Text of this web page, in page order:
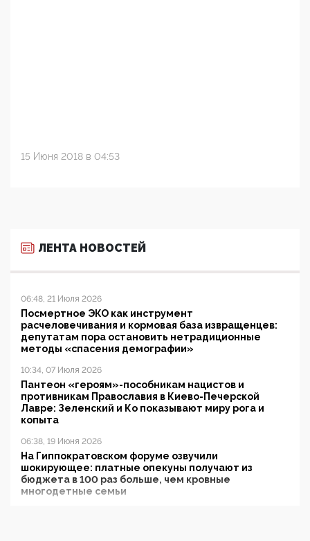
15 Июня 2018 в 04:53
ЛЕНТА НОВОСТЕЙ
06:48, 21 Июля 2026
Посмертное ЭКО как инструмент
расчеловечивания и кормовая база извращенцев:
депутатам пора остановить нетрадиционные
методы «спасения демографии»
10:34, 07 Июля 2026
Пантеон «героям»-пособникам нацистов и
противникам Православия в Киево-Печерской
Лавре: Зеленский и Ко показывают миру рога и
копыта
06:38, 19 Июня 2026
На Гиппократовском форуме озвучили
шокирующее: платные опекуны получают из
бюджета в 100 раз больше, чем кровные
многодетные семьи